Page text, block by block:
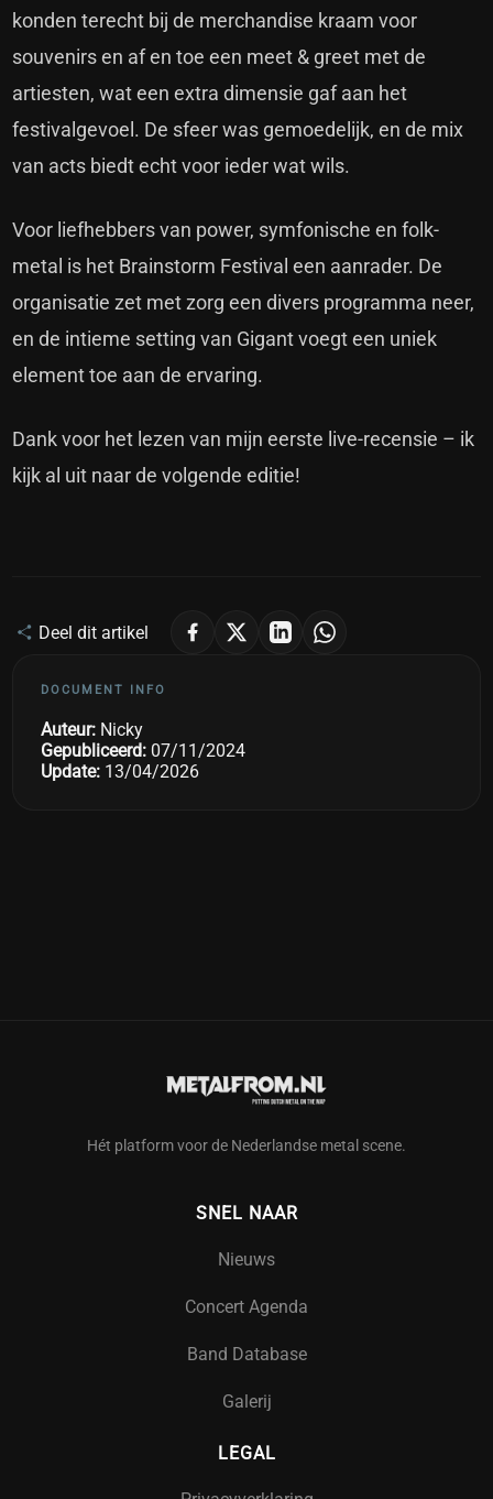
konden terecht bij de merchandise kraam voor
souvenirs en af en toe een meet & greet met de
artiesten, wat een extra dimensie gaf aan het
festivalgevoel. De sfeer was gemoedelijk, en de mix
van acts biedt echt voor ieder wat wils.
Voor liefhebbers van power, symfonische en folk-
metal is het Brainstorm Festival een aanrader. De
organisatie zet met zorg een divers programma neer,
en de intieme setting van Gigant voegt een uniek
element toe aan de ervaring.
Dank voor het lezen van mijn eerste live-recensie – ik
kijk al uit naar de volgende editie!
Deel dit artikel
DOCUMENT INFO
Auteur: Nicky
Gepubliceerd: 07/11/2024
Update: 13/04/2026
Hét platform voor de Nederlandse metal scene.
SNEL NAAR
Nieuws
Concert Agenda
Band Database
Galerij
LEGAL